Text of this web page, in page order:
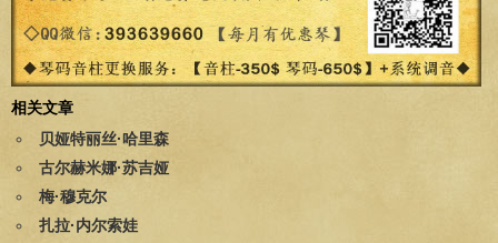
相关文章
贝娅特丽丝·哈里森
古尔赫米娜·苏吉娅
梅·穆克尔
扎拉·内尔索娃